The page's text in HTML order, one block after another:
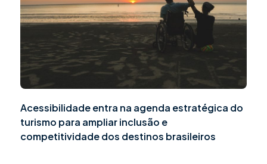
Acessibilidade entra na agenda estratégica do
turismo para ampliar inclusão e
competitividade dos destinos brasileiros